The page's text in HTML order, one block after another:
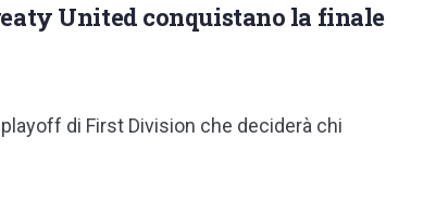
United conquistano la finale
di First Division che deciderà chi